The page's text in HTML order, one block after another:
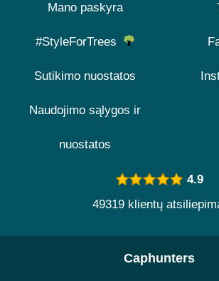
Mano paskyra
#StyleForTrees
Sutikimo nuostatos
Naudojimo sąlygos ir
nuostatos
4.9
49319 klientų
Caphunters